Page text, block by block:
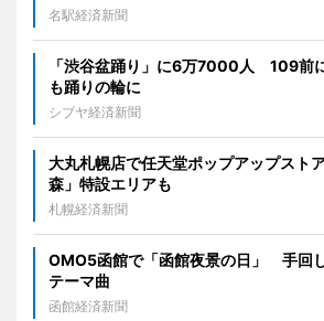
名駅経済新聞
「渋谷盆踊り」に6万7000人 109前
も踊りの輪に
シブヤ経済新聞
大丸札幌店で任天堂ポップアップス
森」特設エリアも
札幌経済新聞
OMO5函館で「函館夜景の日」 手回
テーマ曲
函館経済新聞